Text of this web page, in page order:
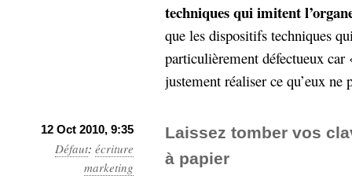
techniques qui imitent
que les dispositifs techniques
particulièrement défectueux
justement réaliser ce qu’eux
12 Oct 2010, 9:35
Défaut: écriture
marketing
Laissez tomber vos
à papier